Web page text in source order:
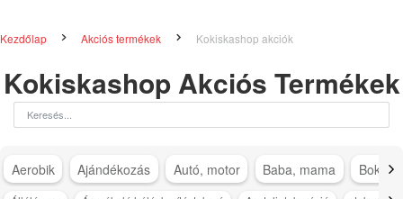
Kezdőlap Akciós termékek Kokiskashop akciók
Kokiskashop Akciós Termékek
Aerobik Ajándékozás Autó, motor Baba, mama